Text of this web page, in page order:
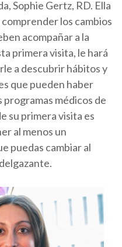
Sophie Gertz, RD. Ella
los cambios
acompañar a la
primera visita, le hará
a descubrir hábitos y
que pueden haber
programas médicos de
su primera visita es
al menos un
puedas cambiar al